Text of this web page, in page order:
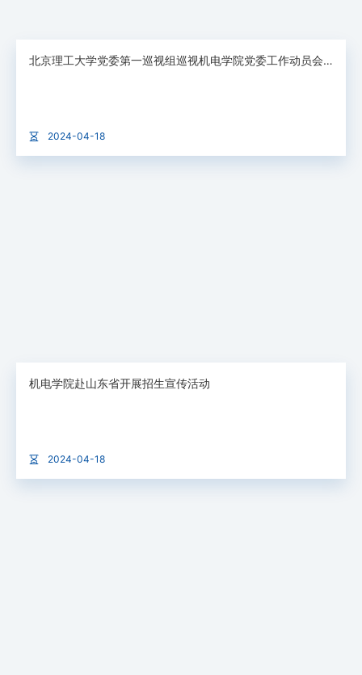
北京理工大学党委第一巡视组巡视机电学院党委工作动员会召开
2024-04-18
机电学院赴山东省开展招生宣传活动
2024-04-18